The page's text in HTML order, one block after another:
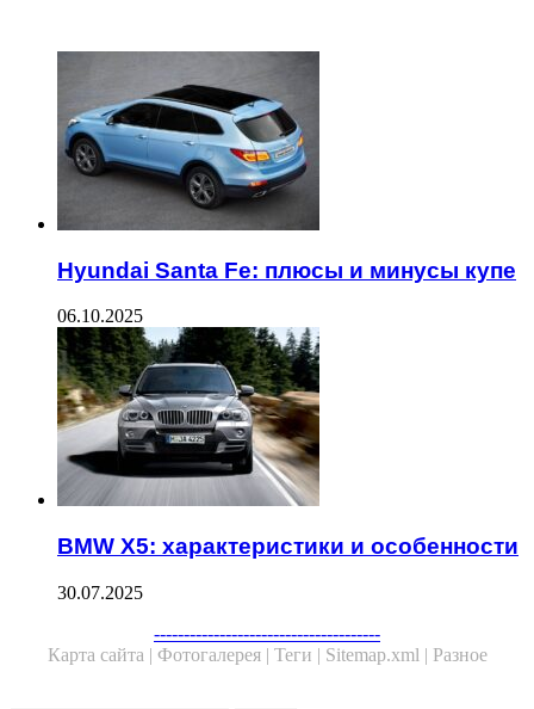
Hyundai Santa Fe: плюсы и минусы купе
06.10.2025
BMW X5: характеристики и особенности
30.07.2025
--------------------------------------
Карта сайта | Фотогалерея | Теги | Sitemap.xml | Разное